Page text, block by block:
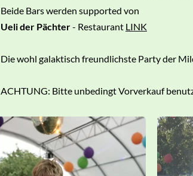
Beide Bars werden supported von
Ueli der Pächter- Restaurant LINK
Die wohl galaktisch freundlichste Party der
ACHTUNG: Bitte unbedingt Vorverkauf